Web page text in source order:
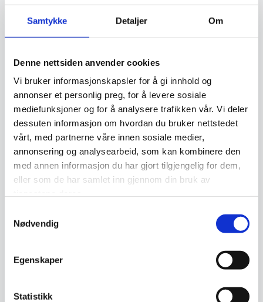
Samtykke Detaljer Om
Denne nettsiden anvender cookies
Vi bruker informasjonskapsler for å gi innhold og
annonser et personlig preg, for å levere sosiale
mediefunksjoner og for å analysere trafikken vår. Vi deler
dessuten informasjon om hvordan du bruker nettstedet
vårt, med partnerne våre innen sosiale medier,
annonsering og analysearbeid, som kan kombinere den
med annen informasjon du har gjort tilgjengelig for dem,
eller som de har samlet inn gjennom din bruk av
Nødvendig
Egenskaper
Statistikk
og beste praksis som er fastsatt av Web Content Accessibility
Guidelines (WCAG) 2.1 nivå AA. Disse retningslinjene bidrar til å
Vår tilnærming til tilgjengelighet inkluderer, men er ikke begrenset
til:
Teknisk tilgjengelighet: Vi jobber kontinuerlig med å forbedre
koden og teknologien bak nettsiden vår for å sikre at den er
kompatibel med ulike hjelpeteknologier og enheter.
Design for tilgjengelighet: Vi utformer nettsiden vår med
tanke på tilgjengelighet, inkludert tilstrekkelig kontrast, bruk
av alternative tekster for bilder, og navigasjon som er enkel å
bruke for alle.
Opplæring og bevissthet: Vi trener vårt team for å forstå
prinsippene for tilgjengelighet og oppfordrer til kontinuerlig
Vi vet at tilgjengelighet er en kontinuerlig reise, og vi ønsker å
tilgjengeligheten på vår nettside, ber vi deg vennligst